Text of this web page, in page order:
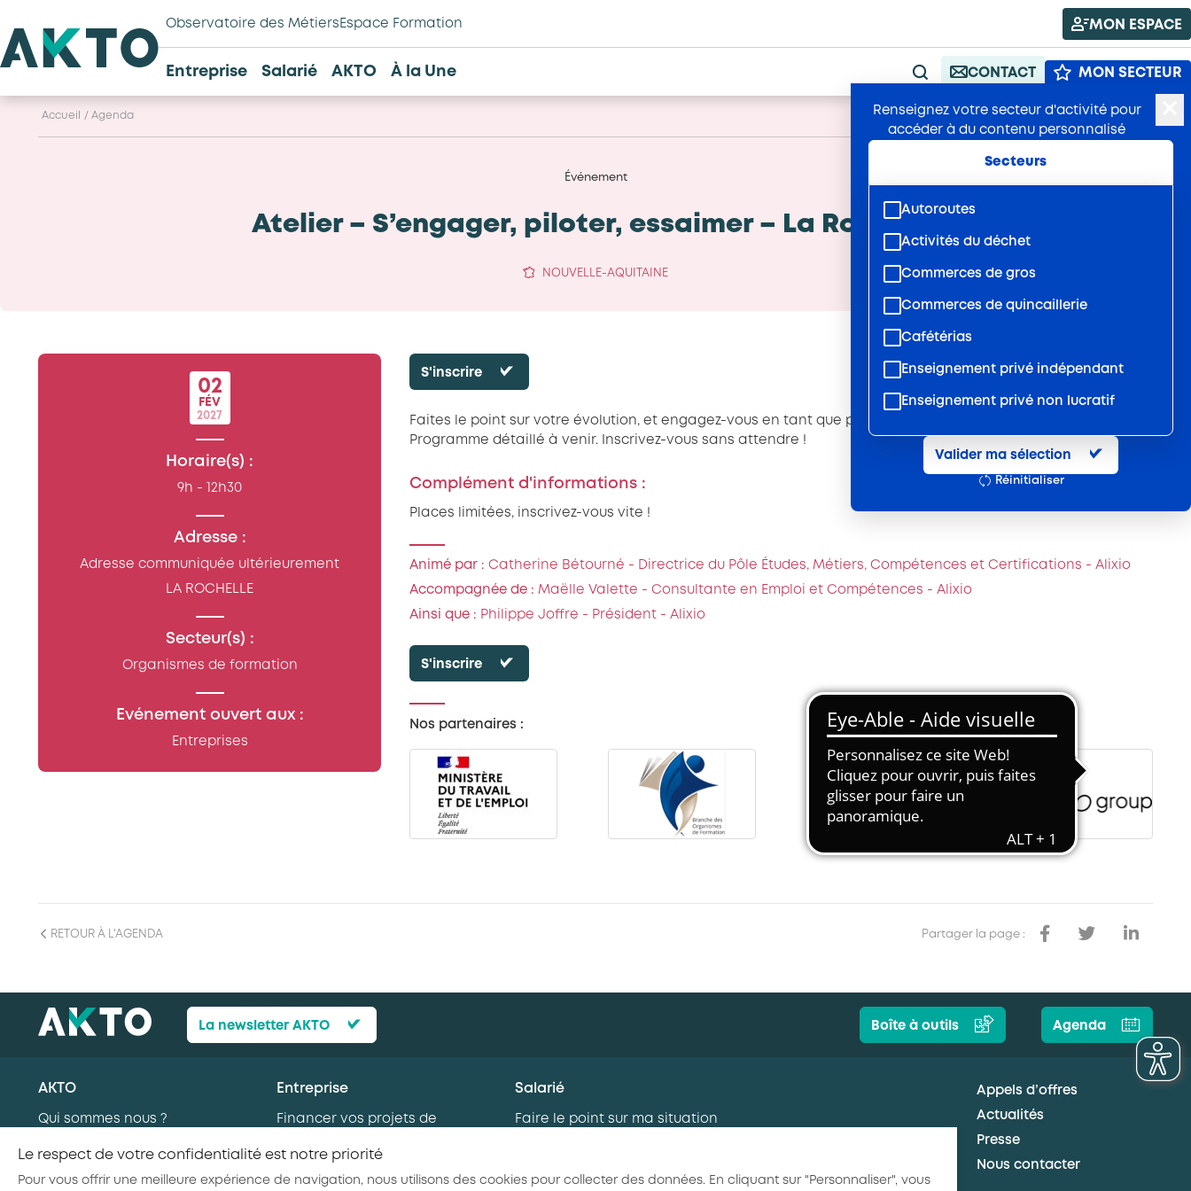
Observatoire des Métiers Espace Formation MON ESPACE
Entreprise Salarié AKTO À la Une
RECHERCHE
CONTACT MON SECTEUR
Renseignez votre secteur d'activité pour
accéder à du contenu personnalisé
Secteurs
Autoroutes
Activités du déchet
Commerces de gros
Commerces de quincaillerie
Cafétérias
Enseignement privé indépendant
Enseignement privé non lucratif
Entretien et location textile
Hôtels, cafés, restaurants
Services d'eau et d'assainissement
Travail mécanique du bois
Transport et travail aérien
Travail temporaire
Valider ma sélection
Réinitialiser
Accueil / Agenda Publié : 17/06/2026 A+ A-
Événement
Atelier – S’engager, piloter, essaimer – La Rochelle
NOUVELLE-AQUITAINE
02
FÉV
2027
Horaire(s) :
9h - 12h30
Adresse :
Adresse communiquée ultérieurement
LA ROCHELLE
Secteur(s) :
Organismes de formation
Evénement ouvert aux :
Entreprises
S'inscrire
Faites le point sur votre évolution, et engagez-vous en tantque porteur de la démarche RSE dans votre OF !
Programme détaillé à venir.​ Inscrivez-vous sans attendre !
Complément d'informations :
Places limitées, inscrivez-vous vite !
Animé par : Catherine Bétourné - Directrice du Pôle Études, Métiers, Compétences et Certifications - Alixio
Accompagnée de : Maëlle Valette - Consultante en Emploi et Compétences - Alixio
Ainsi que : Philippe Joffre - Président - Alixio
S'inscrire
Nos partenaires :
RETOUR À L'AGENDA Partager la page :
La newsletter AKTO Boîte à outils Agenda
AKTO
Qui sommes nous ?
Entreprise
Financer vos projets de
Salarié
Faire le point sur ma situation
Appels d’offres
Actualités
Presse
Nous contacter
Le respect de votre confidentialité est notre priorité
Pour vous offrir une meilleure expérience de navigation, nous utilisons des cookies pour collecter des données. En cliquant sur "Personnaliser", vous